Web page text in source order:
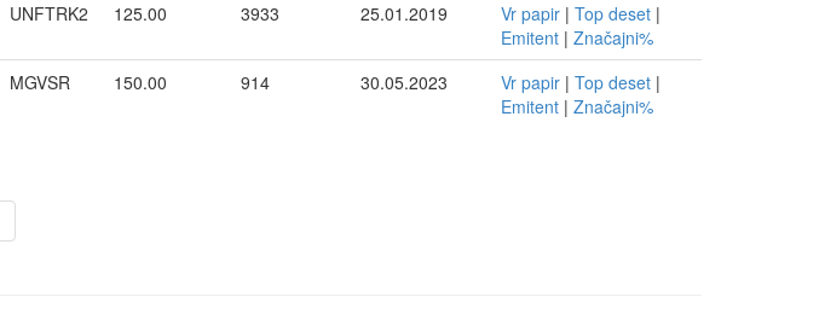
UNFTRK2 125.00 3933 25.01.2019 Vr papir | Top deset |
Emitent | Značajni%
MGVSR 150.00 914 30.05.2023 Vr papir | Top deset |
Emitent | Značajni%